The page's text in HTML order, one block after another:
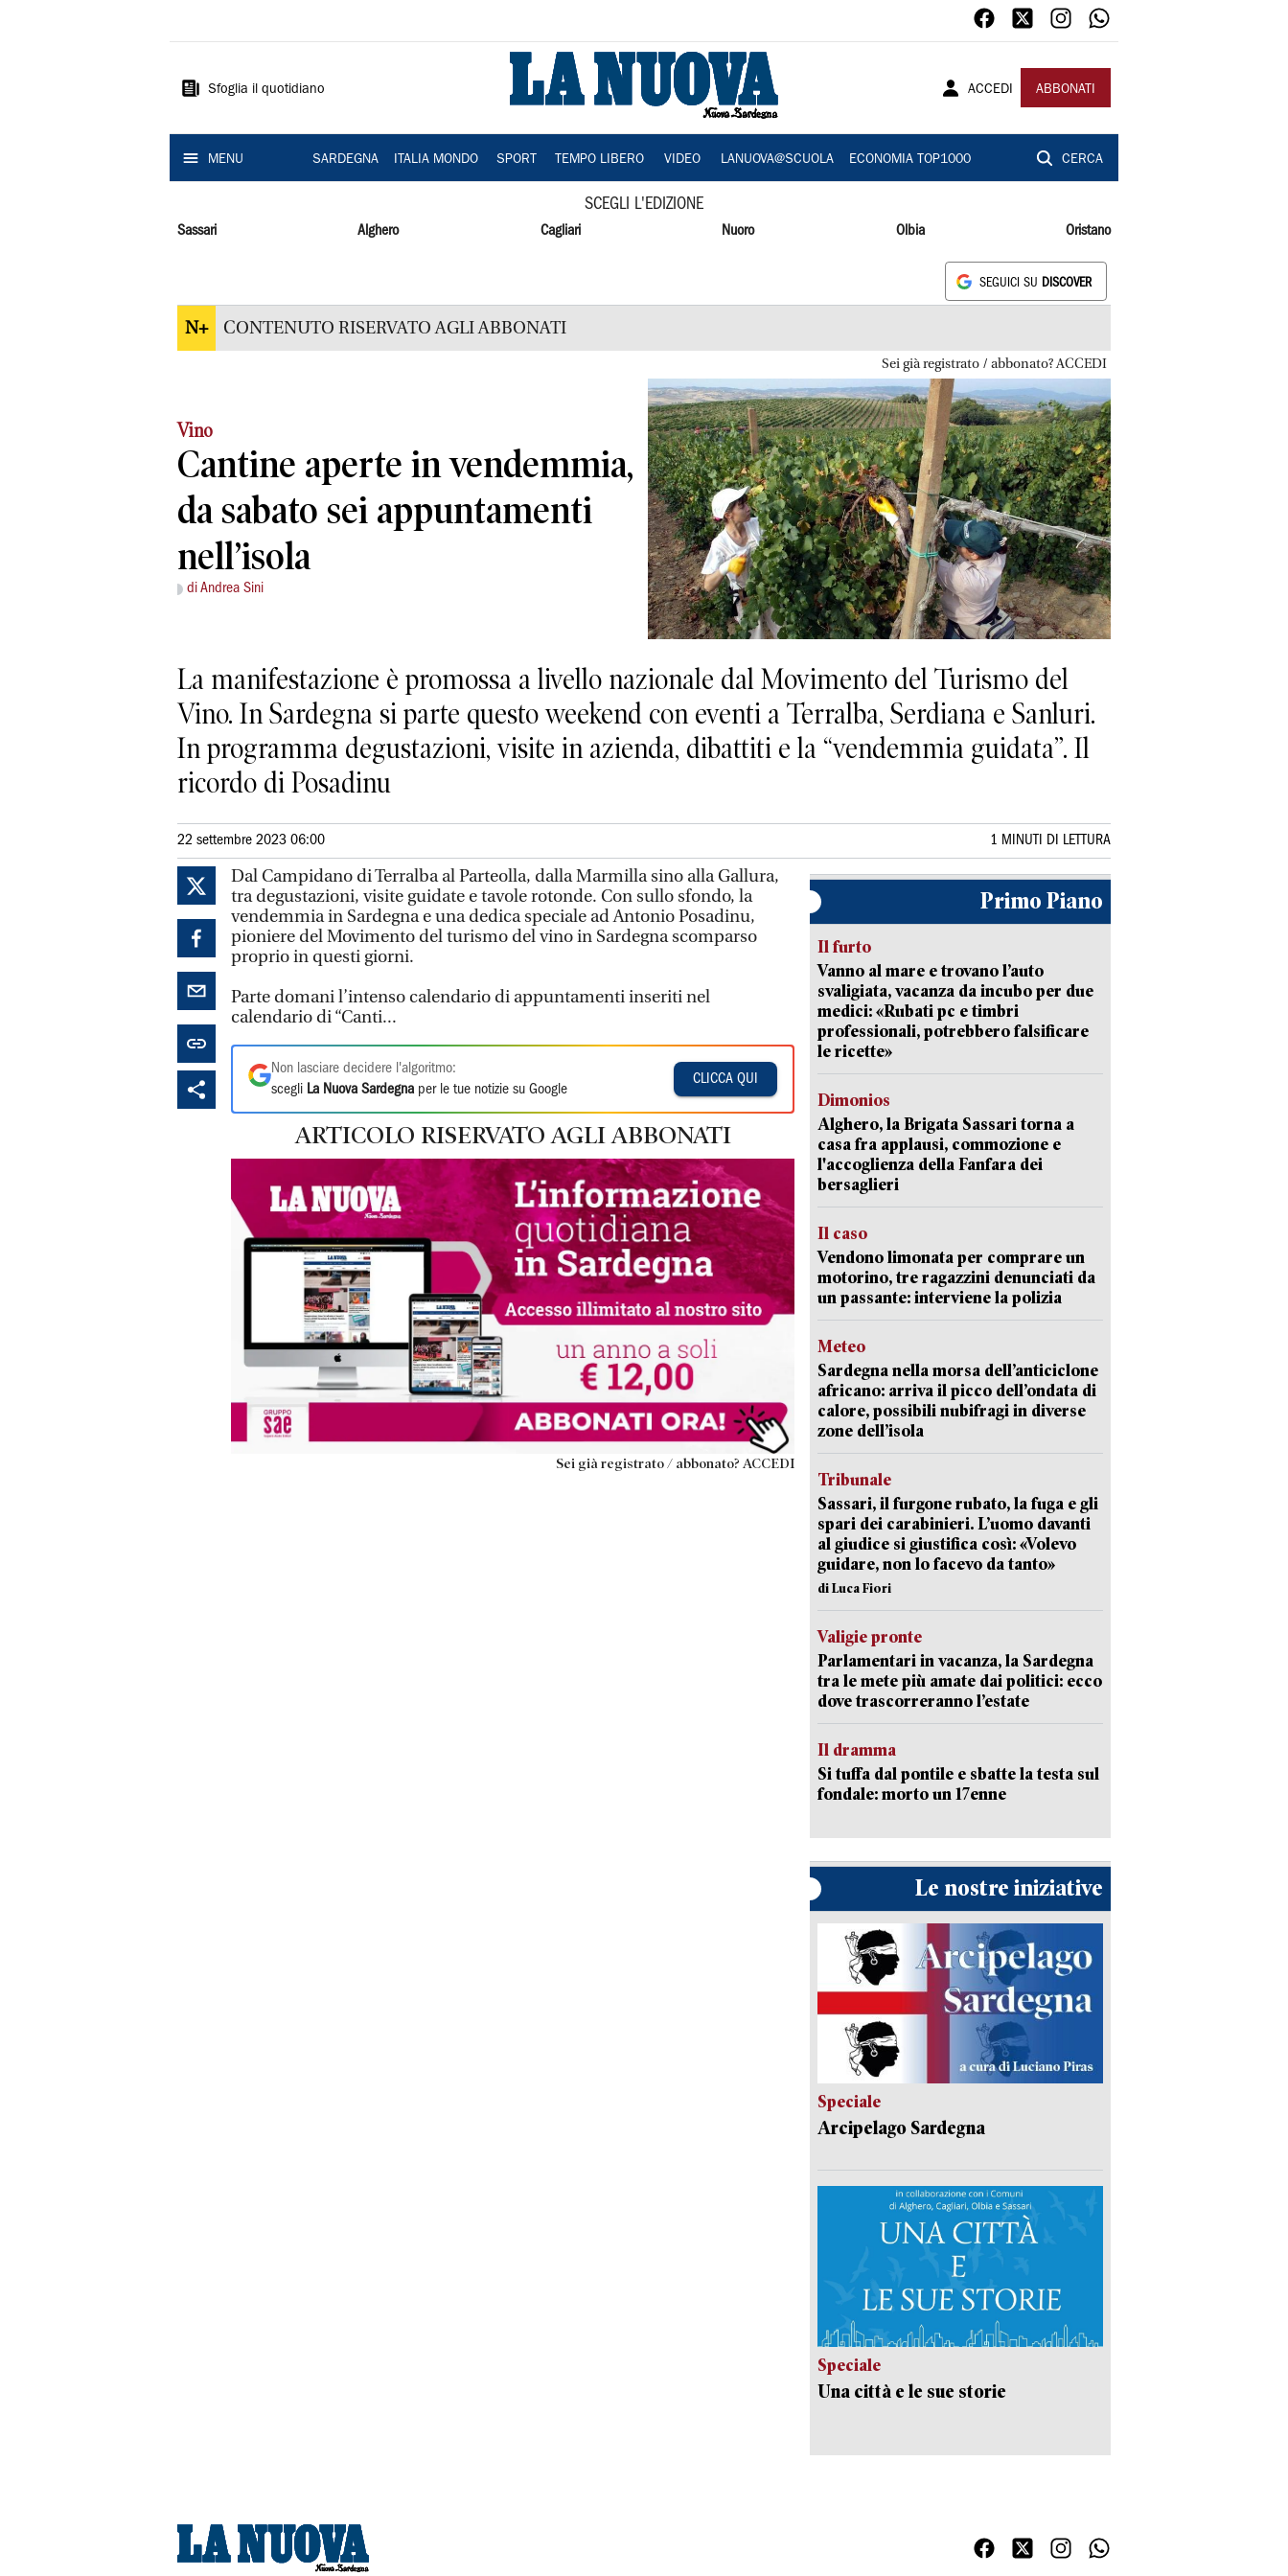
Sardegna
Sfoglia il quotidiano ACCEDI ABBONATI
MENU SARDEGNA ITALIA MONDO SPORT TEMPO LIBERO VIDEO LANUOVA@SCUOLA ECONOMIA TOP1000 CERCA
SCEGLI L'EDIZIONE
Sassari Alghero Cagliari Nuoro Olbia Oristano
SEGUICI SU DISCOVER
N+ CONTENUTO RISERVATO AGLI ABBONATI
Sei già registrato / abbonato? ACCEDI
Vino
Cantine aperte in vendemmia,
da sabato sei appuntamenti
nell’isola
di Andrea Sini
La manifestazione è promossa a livello nazionale dal Movimento del Turismo del
Vino. In Sardegna si parte questo weekend con eventi a Terralba, Serdiana e Sanluri.
In programma degustazioni, visite in azienda, dibattiti e la “vendemmia guidata”. Il
ricordo di Posadinu
22 settembre 2023 06:00 1 MINUTI DI LETTURA
Dal Campidano di Terralba al Parteolla, dalla Marmilla sino alla Gallura,
tra degustazioni, visite guidate e tavole rotonde. Con sullo sfondo, la
vendemmia in Sardegna e una dedica speciale ad Antonio Posadinu,
pioniere del Movimento del turismo del vino in Sardegna scomparso
proprio in questi giorni.
Parte domani l’intenso calendario di appuntamenti inseriti nel
calendario di “Canti...
Non lasciare decidere l'algoritmo:
scegli La Nuova Sardegna per le tue notizie su Google
CLICCA QUI
ARTICOLO RISERVATO AGLI ABBONATI
Sei già registrato / abbonato? ACCEDI
Primo Piano
Il furto
Vanno al mare e trovano l’auto
svaligiata, vacanza da incubo per due
medici: «Rubati pc e timbri
professionali, potrebbero falsificare
le ricette»
Dimonios
Alghero, la Brigata Sassari torna a
casa fra applausi, commozione e
l'accoglienza della Fanfara dei
bersaglieri
Il caso
Vendono limonata per comprare un
motorino, tre ragazzini denunciati da
un passante: interviene la polizia
Meteo
Sardegna nella morsa dell’anticiclone
africano: arriva il picco dell’ondata di
calore, possibili nubifragi in diverse
zone dell’isola
Tribunale
Sassari, il furgone rubato, la fuga e gli
spari dei carabinieri. L’uomo davanti
al giudice si giustifica così: «Volevo
guidare, non lo facevo da tanto»
di Luca Fiori
Valigie pronte
Parlamentari in vacanza, la Sardegna
tra le mete più amate dai politici: ecco
dove trascorreranno l’estate
Il dramma
Si tuffa dal pontile e sbatte la testa sul
fondale: morto un 17enne
Le nostre iniziative
Speciale
Arcipelago Sardegna
Speciale
Una città e le sue storie